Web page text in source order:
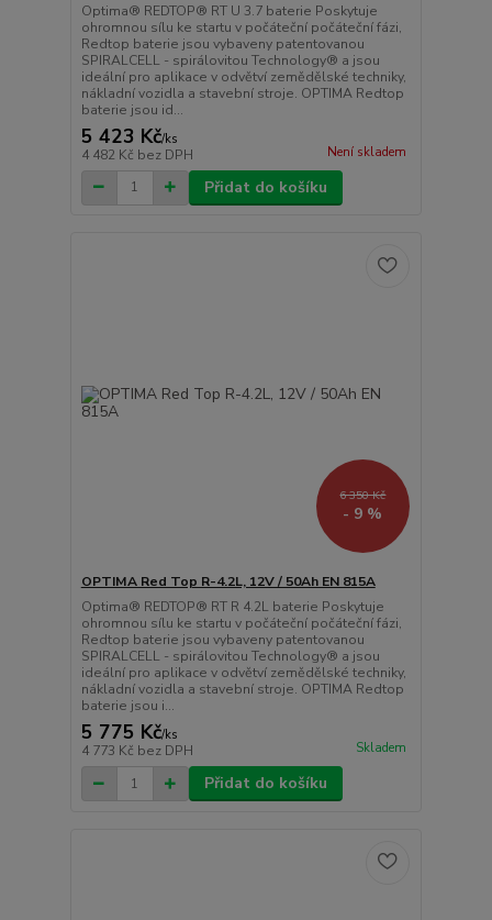
Optima® REDTOP® RT U 3.7 baterie Poskytuje
ohromnou sílu ke startu v počáteční počáteční fázi,
Redtop baterie jsou vybaveny patentovanou
SPIRALCELL - spirálovitou Technology® a jsou
ideální pro aplikace v odvětví zemědělské techniky,
nákladní vozidla a stavební stroje. OPTIMA Redtop
baterie jsou id...
5 423 Kč/ks
4 482 Kč bez DPH Není skladem
Přidat do košíku
6 350 Kč
- 9 %
OPTIMA Red Top R-4.2L, 12V / 50Ah EN 815A
Optima® REDTOP® RT R 4.2L baterie Poskytuje
ohromnou sílu ke startu v počáteční počáteční fázi,
Redtop baterie jsou vybaveny patentovanou
SPIRALCELL - spirálovitou Technology® a jsou
ideální pro aplikace v odvětví zemědělské techniky,
nákladní vozidla a stavební stroje. OPTIMA Redtop
baterie jsou i...
5 775 Kč/ks
4 773 Kč bez DPH Skladem
Přidat do košíku